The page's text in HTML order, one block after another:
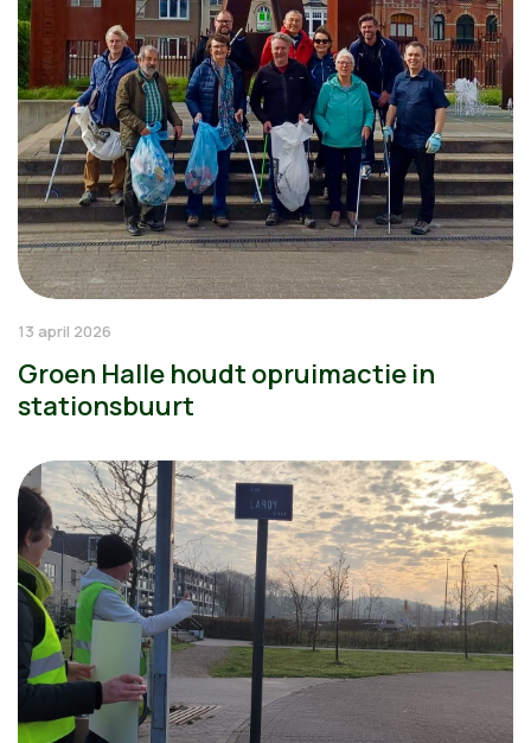
13 april 2026
Groen Halle houdt opruimactie in
stationsbuurt